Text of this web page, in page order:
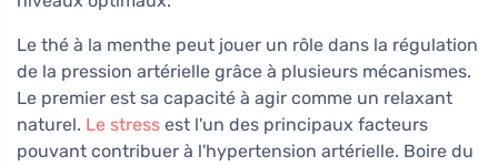
Le thé à la menthe peut jouer un rôle dans la régulation
de la pression artérielle grâce à plusieurs mécanismes.
Le premier est sa capacité à agir comme un relaxant
naturel. Le stress est l'un des principaux facteurs
pouvant contribuer à l'hypertension artérielle. Boire du